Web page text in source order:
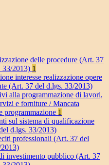
delle procedure (Art. 37
33/2013) 1
interesse realizzazione opere
(Art. 37 del d.lgs. 33/2013)
alla programmazione di lavori,
e forniture / Mancata
programmazione 1
sul sistema di qualificazione
d.lgs. 33/2013)
professionali (Art. 37 del
investimento pubblico (Art. 37